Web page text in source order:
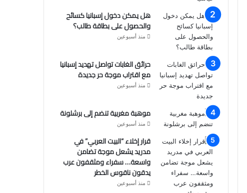
هل يمكن دخول إسبانيا كسائح
والحصول على بطاقة طالب؟
منذ أسبوعين
حرائق الغابات تواصل تهديد إسبانيا
مع اقتراب موجة حر جديدة
منذ أسبوعين
موهبة مغربية تنضم إلى برشلونة
منذ أسبوعين
قرار إخلاء “البيت العربي” في
مدريد يشعل موجة تضامن
واسعة… سفراء ومثقفون عرب
يدقون ناقوس الخطر
منذ أسبوعين